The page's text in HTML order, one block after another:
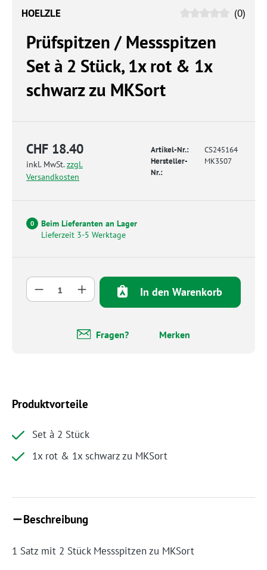
HOELZLE (0)
Prüfspitzen / Messspitzen
Set à 2 Stück, 1x rot & 1x
schwarz zu MKSort
CHF 18.40
inkl. MwSt.zzgl.
Versandkosten
Artikel-Nr.:
CS245164
Hersteller-
Nr.:
MK3507
0
Beim Lieferanten an Lager
Lieferzeit 3-5 Werktage
Produkt Anzahl: Gib den gewünschten
In den Warenkorb
Fragen? Merken
Produktvorteile
Set à 2 Stück
1x rot & 1x schwarz zu MKSort
Beschreibung
1 Satz mit 2 Stück Messspitzen zu MKSort